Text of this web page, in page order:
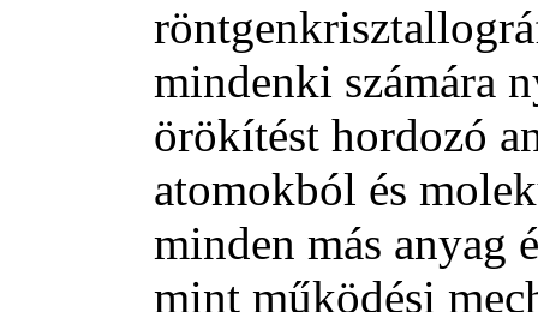
mindenki számára
örökítést hordozó
atomokból és
minden más anyag
mint működési